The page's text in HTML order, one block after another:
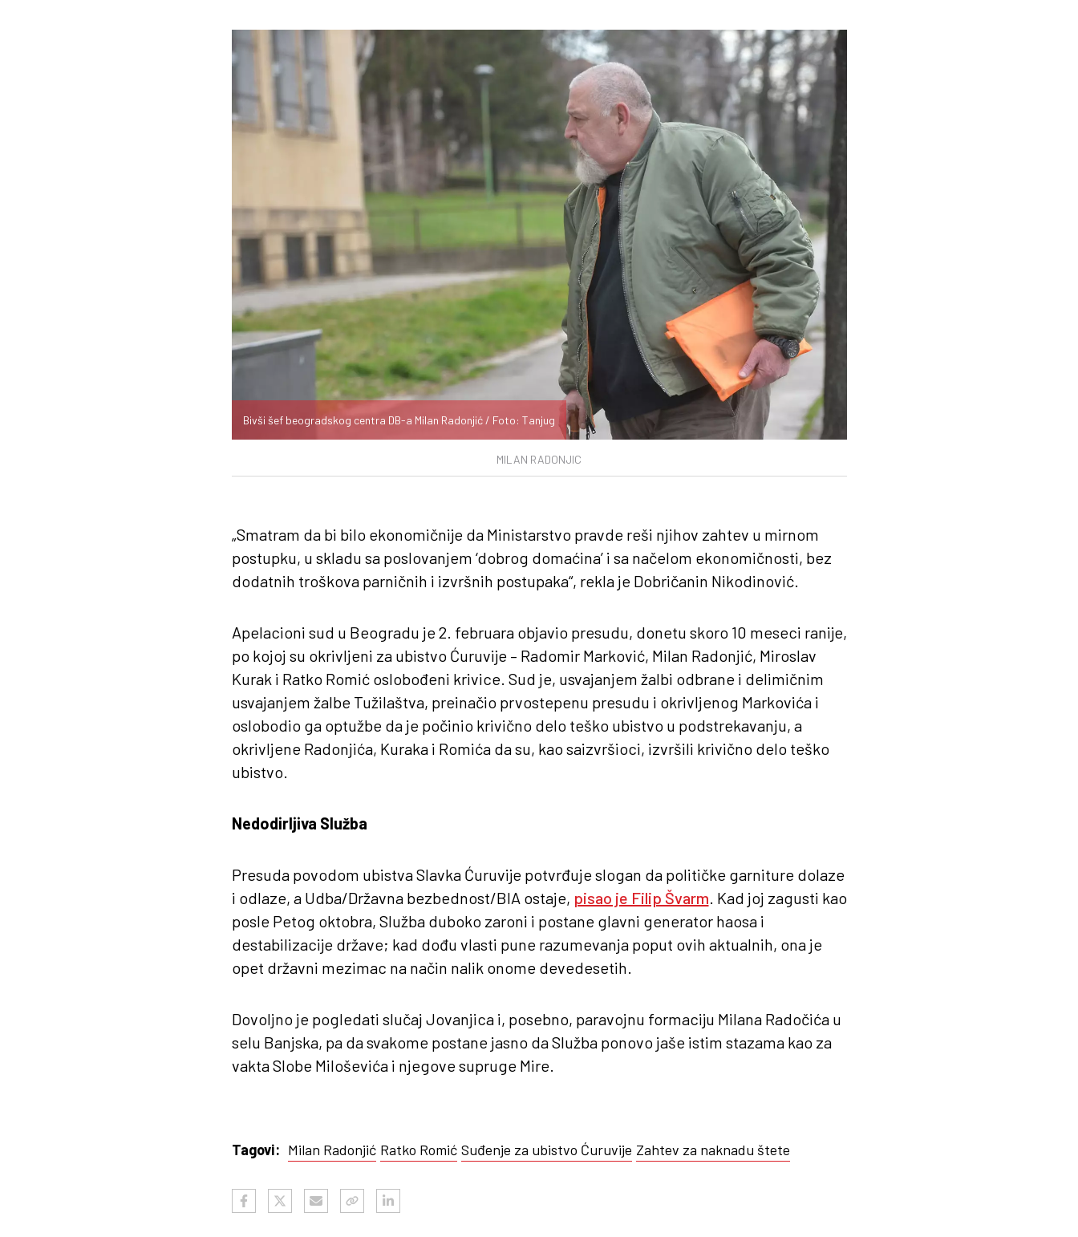
MILAN RADONJIC
Bivši šef beogradskog centra DB-a Milan Radonjić / Foto: Tanjug
„Smatram da bi bilo ekonomičnije da Ministarstvo pravde reši njihov zahtev u mirnom
postupku, u skladu sa poslovanjem ‘dobrog domaćina’ i sa načelom ekonomičnosti, bez
dodatnih troškova parničnih i izvršnih postupaka“, rekla je Dobričanin Nikodinović.
Apelacioni sud u Beogradu je 2. februara objavio presudu, donetu skoro 10 meseci ranije,
po kojoj su okrivljeni za ubistvo Ćuruvije – Radomir Marković, Milan Radonjić, Miroslav
Kurak i Ratko Romić oslobođeni krivice. Sud je, usvajanjem žalbi odbrane i delimičnim
usvajanjem žalbe Tužilaštva, preinačio prvostepenu presudu i okrivljenog Markovića i
oslobodio ga optužbe da je počinio krivično delo teško ubistvo u podstrekavanju, a
okrivljene Radonjića, Kuraka i Romića da su, kao saizvršioci, izvršili krivično delo teško
ubistvo.
Nedodirljiva Služba
Presuda povodom ubistva Slavka Ćuruvije potvrđuje slogan da političke garniture dolaze
i odlaze, a Udba/Državna bezbednost/BIA ostaje, pisao je Filip Švarm . Kad joj zagusti kao
posle Petog oktobra, Služba duboko zaroni i postane glavni generator haosa i
destabilizacije države; kad dođu vlasti pune razumevanja poput ovih aktualnih, ona je
opet državni mezimac na način nalik onome devedesetih.
Dovoljno je pogledati slučaj Jovanjica i, posebno, paravojnu formaciju Milana Radočića u
selu Banjska, pa da svakome postane jasno da Služba ponovo jaše istim stazama kao za
vakta Slobe Miloševića i njegove supruge Mire.
Tagovi: Milan Radonjić Ratko Romić Suđenje za ubistvo Ćuruvije Zahtev za naknadu štete